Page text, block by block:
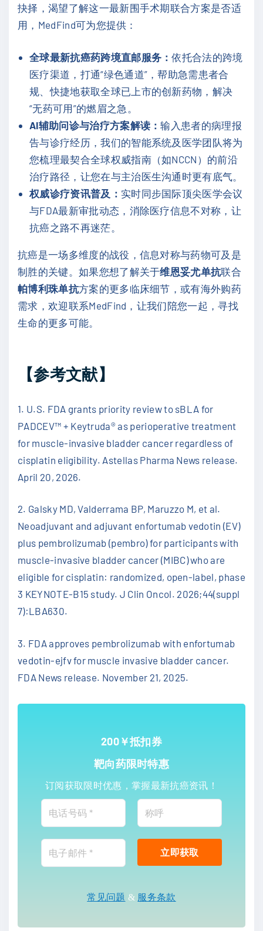
抉择，渴望了解这一最新围手术期联合方案是否适
用，MedFind可为您提供：
全球最新抗癌药跨境直邮服务：依托合法的跨境
医疗渠道，打通“绿色通道”，帮助急需患者合
规、快捷地获取全球已上市的创新药物，解决
“无药可用”的燃眉之急。
AI辅助问诊与治疗方案解读：输入患者的病理报
告与诊疗经历，我们的智能系统及医学团队将为
您梳理最契合全球权威指南（如NCCN）的前沿
治疗路径，让您在与主治医生沟通时更有底气。
权威诊疗资讯普及： 实时同步国际顶尖医学会议
与FDA最新审批动态，消除医疗信息不对称，让
抗癌之路不再迷茫。
抗癌是一场多维度的战役，信息对称与药物可及是
制胜的关键。如果您想了解关于维恩妥尤单抗联合
帕博利珠单抗方案的更多临床细节，或有海外购药
需求，欢迎联系MedFind，让我们陪您一起，寻找
生命的更多可能。
【参考文献】
1. U.S. FDA grants priority review to sBLA for
PADCEV™ + Keytruda® as perioperative treatment
for muscle-invasive bladder cancer regardless of
cisplatin eligibility. Astellas Pharma News release.
April 20, 2026.
2. Galsky MD, Valderrama BP, Maruzzo M, et al.
Neoadjuvant and adjuvant enfortumab vedotin (EV)
plus pembrolizumab (pembro) for participants with
muscle-invasive bladder cancer (MIBC) who are
eligible for cisplatin: randomized, open-label, phase
3 KEYNOTE-B15 study. J Clin Oncol. 2026;44(suppl
7):LBA630.
3. FDA approves pembrolizumab with enfortumab
vedotin-ejfv for muscle invasive bladder cancer.
FDA News release. November 21, 2025.
200￥抵扣券
靶向药限时特惠
订阅获取限时优惠，掌握最新抗癌资讯！
常见问题 & 服务条款